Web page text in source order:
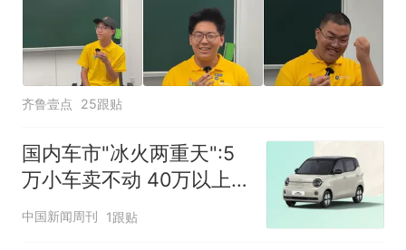
齐鲁壹点 25跟贴
国内车市"冰火两重天":5
万小车卖不动 40万以上
的抢购
中国新闻周刊 1跟贴